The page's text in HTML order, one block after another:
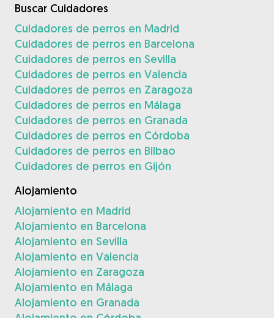
Buscar Cuidadores
Cuidadores de perros en Madrid
Cuidadores de perros en Barcelona
Cuidadores de perros en Sevilla
Cuidadores de perros en Valencia
Cuidadores de perros en Zaragoza
Cuidadores de perros en Málaga
Cuidadores de perros en Granada
Cuidadores de perros en Córdoba
Cuidadores de perros en Bilbao
Cuidadores de perros en Gijón
Alojamiento
Alojamiento en Madrid
Alojamiento en Barcelona
Alojamiento en Sevilla
Alojamiento en Valencia
Alojamiento en Zaragoza
Alojamiento en Málaga
Alojamiento en Granada